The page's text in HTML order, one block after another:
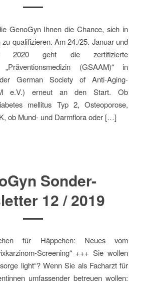
GenoGyn Ihnen die Chance, sich in
zu qualifizieren. Am 24./25. Januar und
2020 geht die zertifizierte
„Präventionsmedizin (GSAAM)“ in
German Society of Anti-Aging-
e.V.) erneut an den Start. Ob
mellitus Typ 2, Osteoporose,
ob Mund- und Darmflora oder […]
Sonder-
12 / 2019
für Häppchen: Neues vom
Screening“ +++ Sie wollen
light“? Wenn Sie als Facharzt für
umfassender betreuen wollen: